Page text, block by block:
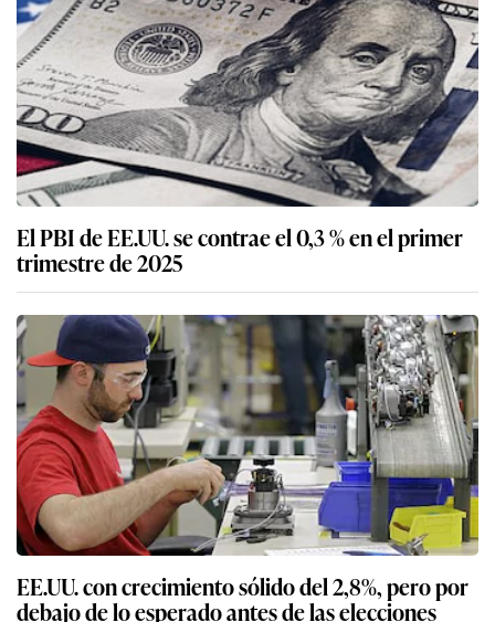
El PBI de EE.UU. se contrae el 0,3 % en el primer
trimestre de 2025
EE.UU. con crecimiento sólido del 2,8%, pero por
debajo de lo esperado antes de las elecciones